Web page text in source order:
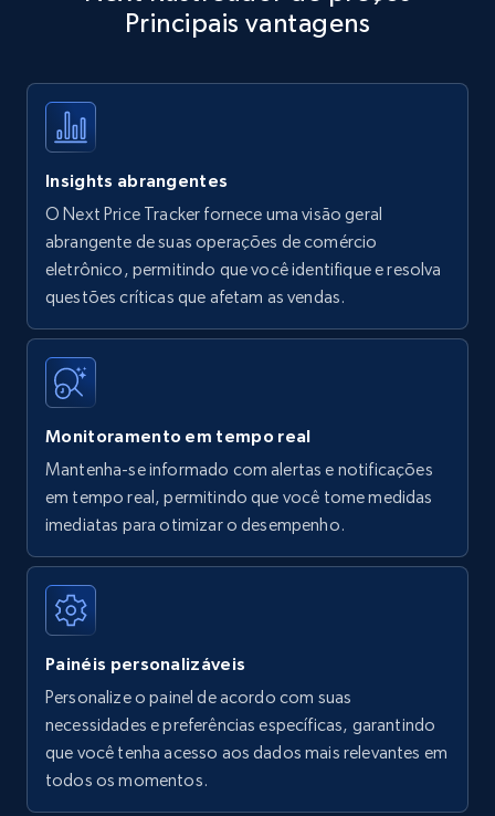
Title, Seller name, Brand, Description, Initial
35.2K+
Amazon products - find products by using
upc numbers
Title, Seller name, Brand, Description, Initial
price, Currency, Availability, Reviews count, and
35.2K+
Amazon Reviews
URL, Product name, Product rating, Product
Author name, Asin, and more.
7.4K+ 870+
Walmart - products
Principais vantagens
Insights abrangentes
O Next Price Tracker fornece uma visão geral
abrangente de suas operações de comércio
eletrônico, permitindo que você identifique e resolva
questões críticas que afetam as vendas.
Monitoramento em tempo real
Mantenha-se informado com alertas e notificações
em tempo real, permitindo que você tome medidas
imediatas para otimizar o desempenho.
Painéis personalizáveis
Personalize o painel de acordo com suas
necessidades e preferências específicas, garantindo
que você tenha acesso aos dados mais relevantes em
todos os momentos.